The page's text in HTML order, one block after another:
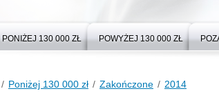
PONIŻEJ 130 000 ZŁ POWYŻEJ 130 000 ZŁ
Poniżej 130 000 zł Zakończone 2014